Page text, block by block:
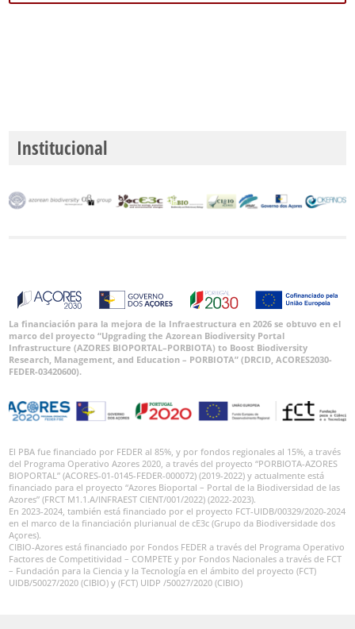
Institucional
La financiación para la mejora de la Infraestructura en 2026 se obtuvo en el
marco del proyecto “Upgrading the Azorean Biodiversity Portal
Infrastructure (AZORES BIOPORTAL–PORBIOTA) to Boost Biodiversity
Research, Management, and Education – PORBIOTA” (DRCID, ACORES2030-
FEDER-03420600).
El PBA fue financiado por FEDER al 85%, y por fondos regionales al 15%, a través
del Programa Operativo Azores 2020, a través del proyecto “PORBIOTA-AZORES
BIOPORTAL” (ACORES-01-0145-FEDER-000072) (2019-2022) y actualmente está
financiado para el proyecto “Azores Bioportal – Portal de la Biodiversidad de las
Azores” (FRCT M1.1.A/INFRAEST CIENT/001/2022) (2022-2023).
En 2023-2024, también está financiado por el proyecto FCT-UIDB/00329/2020-2024
en el marco de la financiación plurianual de cE3c (Grupo da Biodiversidade dos
Açores).
CIBIO-Azores está financiado por Fondos FEDER a través del Programa Operativo
Factores de Competitividad – COMPETE y por Fondos Nacionales a través de FCT
– Fundación para la Ciencia y la Tecnología en el ámbito del proyecto (FCT)
UIDB/50027/2020 (CIBIO) y (FCT) UIDP /50027/2020 (CIBIO)